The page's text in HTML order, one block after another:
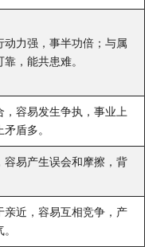
动力强，事半功倍；与属
，能共患难。
，容易发生争执，事业上
盾多。
容易产生误会和摩擦，背
亲近，容易互相竞争，产